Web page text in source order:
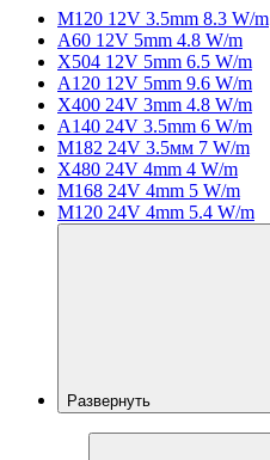
M120 12V 3.5mm 8.3 W/m
A60 12V 5mm 4.8 W/m
X504 12V 5mm 6.5 W/m
A120 12V 5mm 9.6 W/m
X400 24V 3mm 4.8 W/m
A140 24V 3.5mm 6 W/m
M182 24V 3.5мм 7 W/m
X480 24V 4mm 4 W/m
M168 24V 4mm 5 W/m
M120 24V 4mm 5.4 W/m
Развернуть